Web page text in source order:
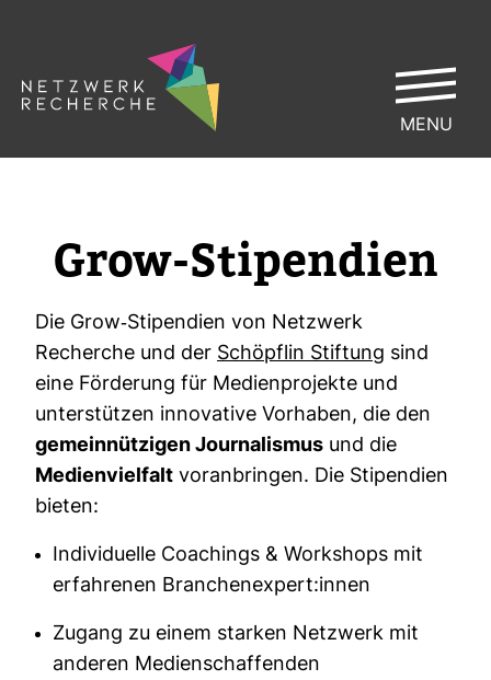
Grow-​Sti­pen­dien
Die Grow-​Sti­pen­dien von Netz­werk
Recherche und der Schöpflin Stif­tung sind
eine För­de­rung für Medi­en­pro­jekte und
unter­stützen inno­va­tive Vor­haben, die den
gemein­nüt­zigen Jour­na­lismus und die
Medi­en­viel­falt vor­an­bringen. Die Sti­pen­dien
bieten:
Individuelle Coachings & Workshops mit
erfahrenen Branchenexpert:innen
Zugang zu einem starken Netzwerk mit
anderen Medienschaffenden
MENU